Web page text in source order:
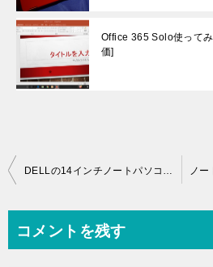
Office 365 Solo使って
価]
投
ビ
DELLの14インチノートパソコン「Inspiron 14 5000 」展示会レビュー
コメントを残す